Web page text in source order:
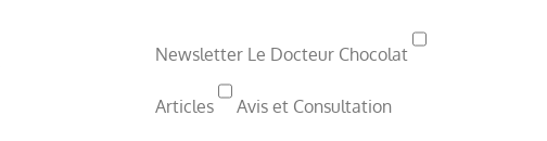
Newsletter Le Docteur Chocolat
Articles Avis et Consultation